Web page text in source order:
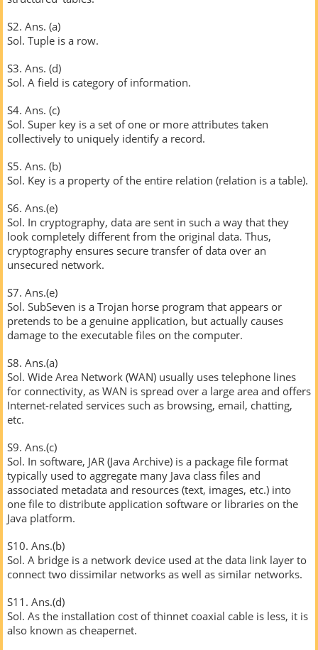
S2. Ans. (a)
Sol. Tuple is a row.
S3. Ans. (d)
Sol. A field is category of information.
S4. Ans. (c)
Sol. Super key is a set of one or more attributes taken
collectively to uniquely identify a record.
S5. Ans. (b)
Sol. Key is a property of the entire relation (relation is a table).
S6. Ans.(e)
Sol. In cryptography, data are sent in such a way that they
look completely different from the original data. Thus,
cryptography ensures secure transfer of data over an
unsecured network.
S7. Ans.(e)
Sol. SubSeven is a Trojan horse program that appears or
pretends to be a genuine application, but actually causes
damage to the executable files on the computer.
S8. Ans.(a)
Sol. Wide Area Network (WAN) usually uses telephone lines
for connectivity, as WAN is spread over a large area and offers
Internet-related services such as browsing, email, chatting,
etc.
S9. Ans.(c)
Sol. In software, JAR (Java Archive) is a package file format
typically used to aggregate many Java class files and
associated metadata and resources (text, images, etc.) into
one file to distribute application software or libraries on the
Java platform.
S10. Ans.(b)
Sol. A bridge is a network device used at the data link layer to
connect two dissimilar networks as well as similar networks.
S11. Ans.(d)
Sol. As the installation cost of thinnet coaxial cable is less, it is
also known as cheapernet.